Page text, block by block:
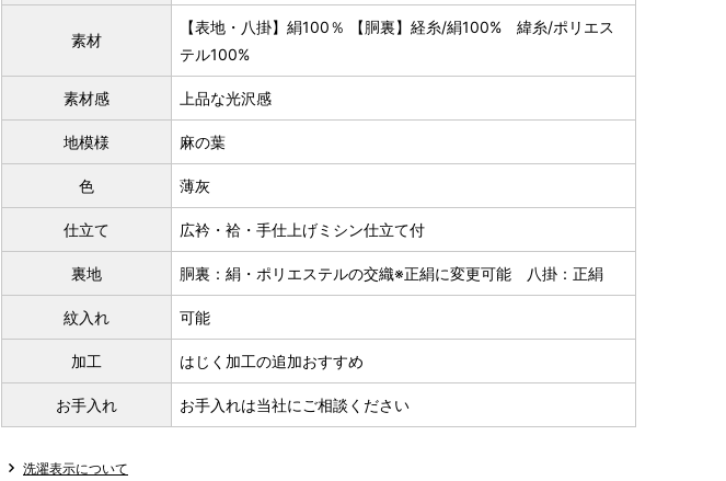
サイズ ヒップ目安
～155cm
～95cm
155cm 64cm 49cm
4尺1寸 1尺7寸
M
～160cm
～95cm
4尺2寸
MW ～100cm
163cm 68cm 49cm
L
素材
【表地・八掛】絹100％ 【胴裏】経糸/絹100% 緯糸/ポリエス
テル100%
素材感 上品な光沢感
地模様 麻の葉
色 薄灰
仕立て 広衿・袷・手仕上げミシン仕立て付
裏地 胴裏：絹・ポリエステルの交織※正絹に変更可能 八掛：正絹
紋入れ 可能
加工 はじく加工の追加おすすめ
お手入れ お手入れは当社にご相談ください
洗濯表示について